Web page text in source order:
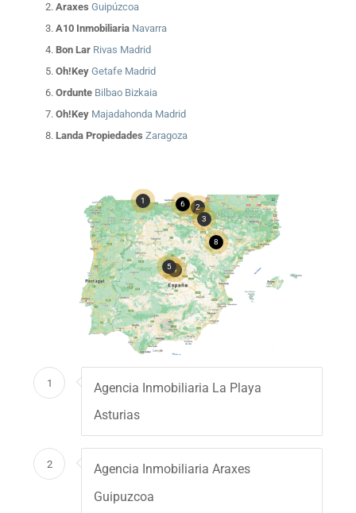
AraxesGuipúzcoa
A10 Inmobiliaria Navarra
Bon Lar Rivas Madrid
Oh!KeyGetafe Madrid
Ordunte Bilbao Bizkaia
Oh!Key Majadahonda Madrid
Landa Propiedades Zaragoza
1
2
3
4
5
6
7
8
1
Agencia Inmobiliaria La Playa
Asturias
2
Agencia Inmobiliaria Araxes
Guipuzcoa